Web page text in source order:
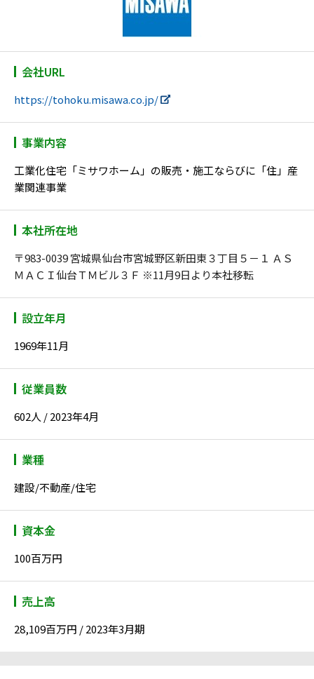
会社URL
https://tohoku.misawa.co.jp/
事業内容
工業化住宅「ミサワホーム」の販売・施工ならびに「住」産
業関連事業
本社所在地
〒983-0039 宮城県仙台市宮城野区新田東３丁目５－１ ＡＳ
ＭＡＣＩ仙台ＴＭビル３Ｆ ※11月9日より本社移転
設立年月
1969年11月
従業員数
602人 / 2023年4月
業種
建設/不動産/住宅
資本金
100百万円
売上高
28,109百万円 / 2023年3月期